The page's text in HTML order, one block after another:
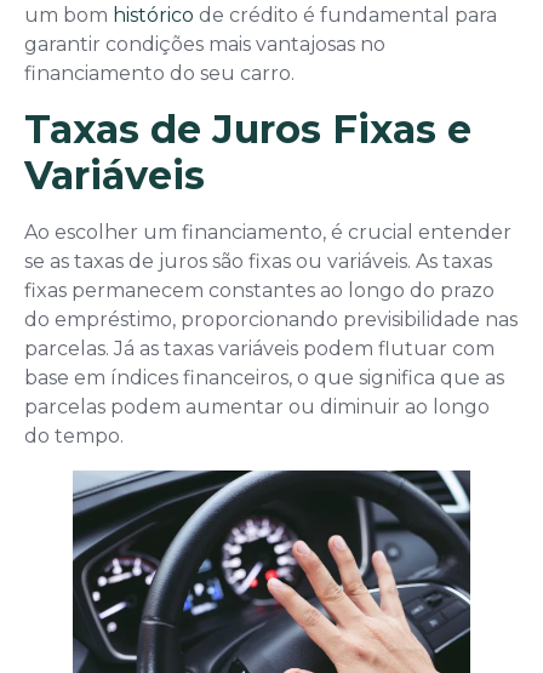
um bom histórico de crédito é fundamental para
garantir condições mais vantajosas no
financiamento do seu carro.
Taxas de Juros Fixas e
Variáveis
Ao escolher um financiamento, é crucial entender
se as taxas de juros são fixas ou variáveis. As taxas
fixas permanecem constantes ao longo do prazo
do empréstimo, proporcionando previsibilidade nas
parcelas. Já as taxas variáveis podem flutuar com
base em índices financeiros, o que significa que as
parcelas podem aumentar ou diminuir ao longo
do tempo.